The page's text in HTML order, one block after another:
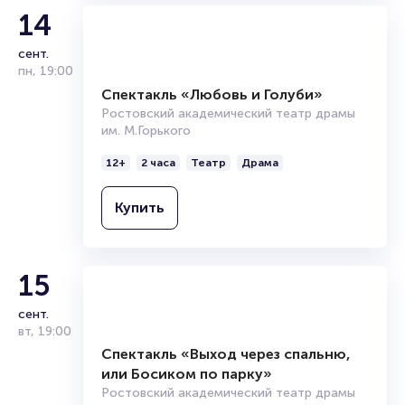
14
сент.
пн, 19:00
Спектакль «Любовь и Голуби»
Ростовский академический театр драмы
12+ 2 часа
15